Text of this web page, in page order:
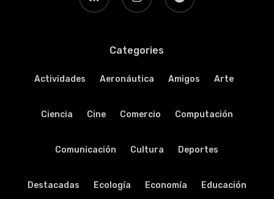
Categories
Actividades Aeronáutica Amigos Arte
Ciencia Cine Comercio Computación
Comunicación Cultura Deportes
Destacadas Ecología Economía Educación